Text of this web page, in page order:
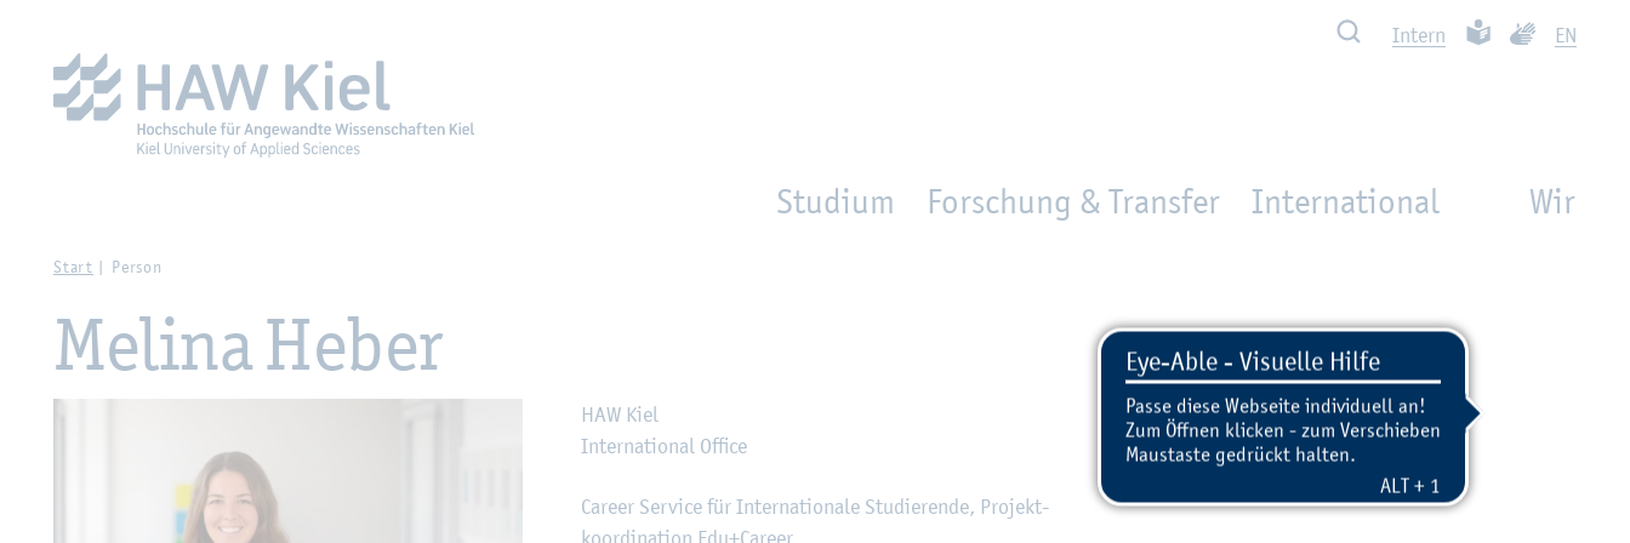
Such­ben In­tern Leich­te Spra­che
EN
Studium Forschung & Transfer International Wir
Start Per­son
Me­li­na Heber
HAW Kiel
In­ter­na­tio­nal Of­fice
Ca­re­er Ser­vice für In­ter­na­tio­na­le Stu­die­ren­de, Pro­jekt­
ko­or­di­na­ti­on Edu+Ca­re­er